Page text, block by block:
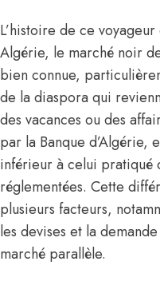
L’histoire de ce
Algérie, le marché noir
bien connue,
de la diaspora qui
des vacances ou des
par la Banque d’Algérie,
inférieur à celui pratiqué
réglementées. Cette
plusieurs facteurs,
les devises et la
marché parallèle.